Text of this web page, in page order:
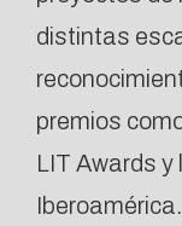
distintas
premios
LIT Awards y
Iberoamérica.